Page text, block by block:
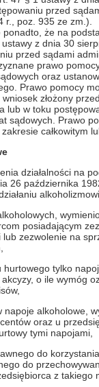
przed
r., poz. 935 ze zm.).
że na
ustawy z dnia 30
przed sądami
prawo
oraz
Prawo pomocy
złożony
lub w toku
sądowych. Prawo
całkowitym
działalności na
26 października
posiadającym
zezwolenie na
tylko
o ile wymóg
napoje alkoholowe,
oraz u
tymi napojami,
do
do
z takiego